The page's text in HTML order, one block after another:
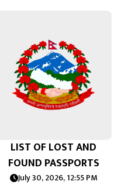
LIST OF LOST AND
FOUND PASSPORTS
July 30, 2026, 12:55 PM